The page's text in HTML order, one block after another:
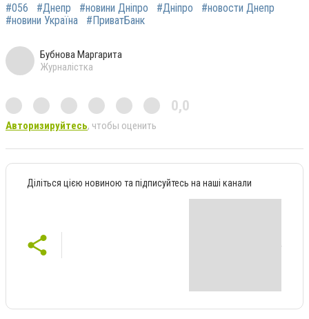
#056 #Днепр #новини Дніпро #Дніпро
#новости Днепр
#новини Україна
#ПриватБанк
Бубнова Маргарита
Журналістка
0,0
Авторизируйтесь, чтобы оценить
Діліться цією новиною та підписуйтесь на наші канали